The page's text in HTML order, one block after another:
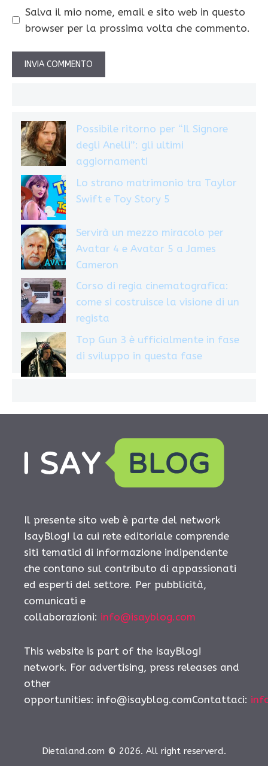
Salva il mio nome, email e sito web in questo
browser per la prossima volta che commento.
Possibile ritorno per “Il Signore
degli Anelli”: gli ultimi
aggiornamenti
Lo strano matrimonio tra Taylor
Swift e Toy Story 5
Servirà un mezzo miracolo per
Avatar 4 e Avatar 5 a James
Cameron
Corso di regia cinematografica:
come si costruisce la visione di un
regista
Top Gun 3 è ufficialmente in fase
di sviluppo in questa fase
Il presente sito web è parte del network
IsayBlog! la cui rete editoriale comprende
siti tematici di informazione indipendente
che contano sul contributo di appassionati
ed esperti del settore. Per pubblicità,
comunicati e
collaborazioni: info@isayblog.com
This website is part of the IsayBlog!
network. For advertising, press releases and
other
opportunities: info@isayblog.comContattaci:
Dietaland.com © 2026. All right reserverd.